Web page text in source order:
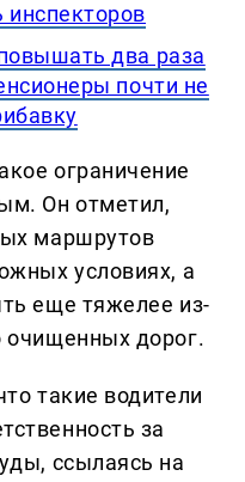
инспекторов
два раза
почти не
ограничение
Он отметил,
маршрутов
условиях, а
еще тяжелее из-
очищенных дорог.
такие водители
за
ссылаясь на